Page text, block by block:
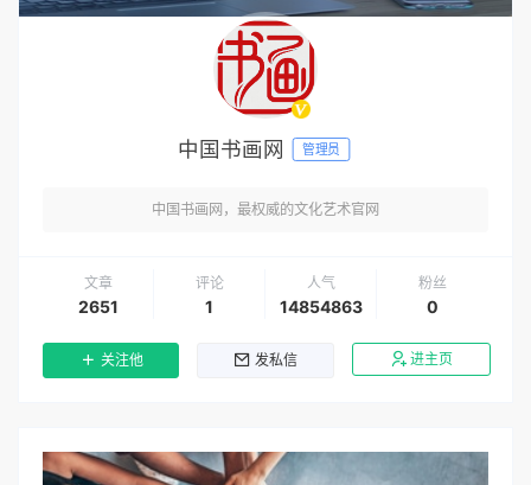
中国书画网 管理员
中国书画网，最权威的文化艺术官网
文章
2651
评论
1
人气
14854863
粉丝
0
关注他 发私信 进主页